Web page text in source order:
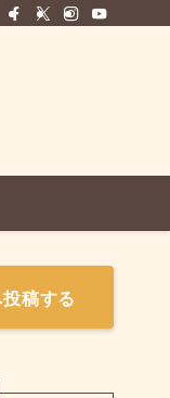
稿する